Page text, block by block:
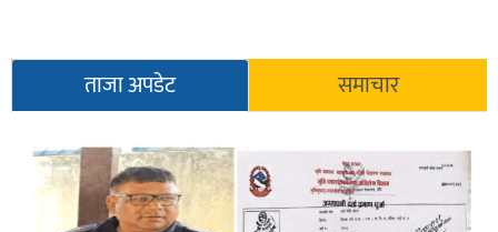
ताजा अपडेट समाचार